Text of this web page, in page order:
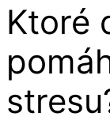
Ktoré